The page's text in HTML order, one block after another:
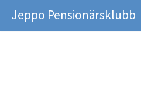
Jeppo Pensionärsklubb